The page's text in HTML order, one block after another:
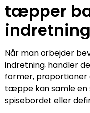
tæpper
Når man arbejder
indretning, handler
former, proportioner
tæppe kan samle en
spisebordet eller